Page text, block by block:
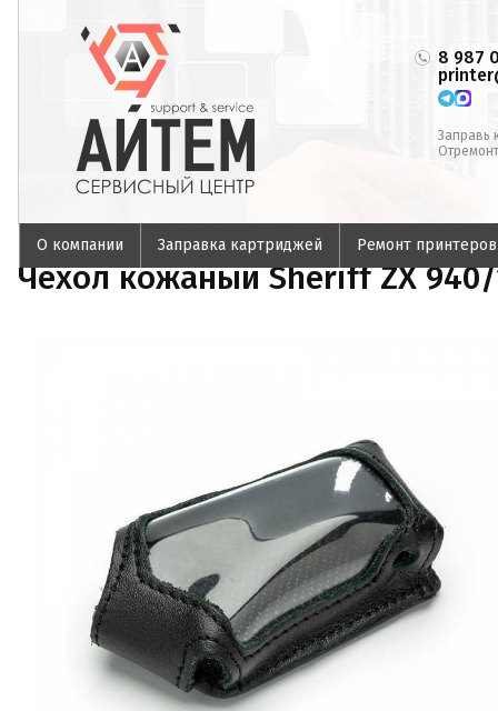
8 987
Заправь
О компании Заправка картриджей Ремонт принтеров
Чехол кожаный Sheriff ZX